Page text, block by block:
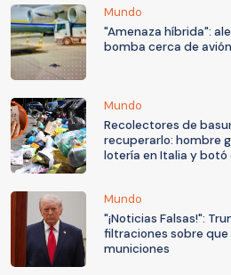
Mundo
"Amenaza híbrida":
bomba cerca de
Mundo
Recolectores de
recuperarlo: hombre
lotería en Italia y botó
Mundo
"¡Noticias Falsas!":
filtraciones sobre que
municiones